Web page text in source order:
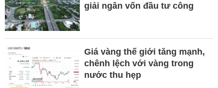
giải ngân vốn đầu tư công
Giá vàng thế giới tăng mạnh,
chênh lệch với vàng trong
nước thu hẹp